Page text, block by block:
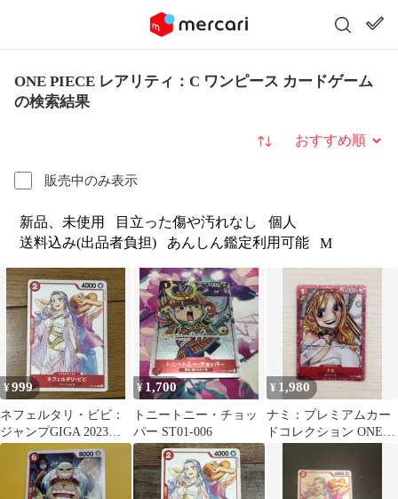
ONE PIECE レアリティ：C ワンピース カードゲーム
の検索結果
販売中のみ表示
並び替え
新品、未使用 目立った傷や汚れなし
個人
送料込み(出品者負担)
あんしん鑑定利用可能 M
¥999
ネフェルタリ・ビビ：
ジャンプGIGA 2023
WINTER付録（2022年
¥ 1,700
トニートニー・チョッ
パー ST01-006
¥ 1,980
ナミ：プレミアムカー
ドコレクション ONE